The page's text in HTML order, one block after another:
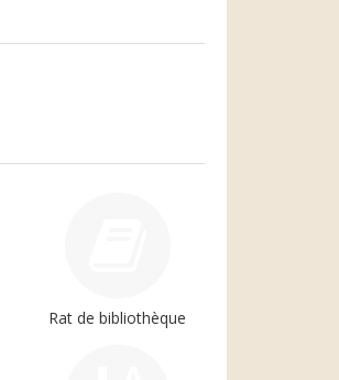
Rat de bibliothèque